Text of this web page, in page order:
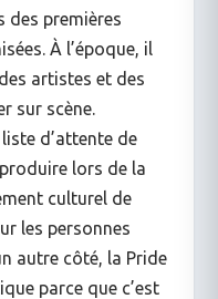
des premières
À l’époque, il
artistes et des
sur scène.
d’attente de
lors de la
culturel de
les personnes
autre côté, la Pride
parce que c’est